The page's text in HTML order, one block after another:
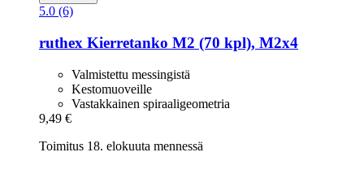
5.0 (6)
ruthex Kierretanko M2 (70 kpl), M2x4
Valmistettu messingistä
Kestomuoveille
Vastakkainen spiraaligeometria
9,49 €
Toimitus 18. elokuuta mennessä